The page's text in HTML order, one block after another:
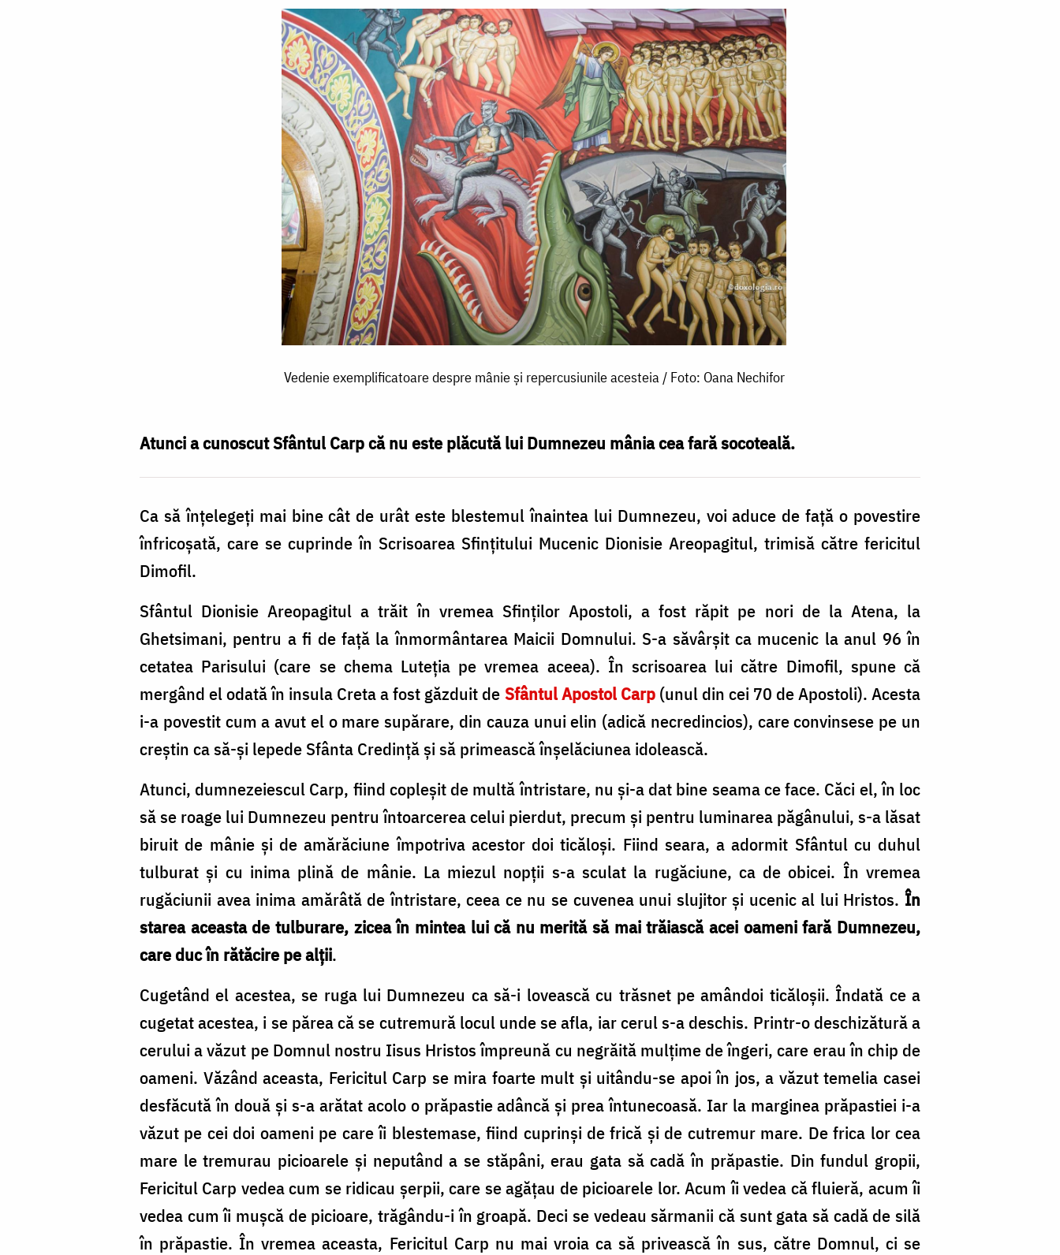
Vedenie exemplificatoare despre mânie și repercusiunile acesteia / Foto: Oana Nechifor
Atunci a cunoscut Sfântul Carp că nu este plăcută lui Dumnezeu mânia cea fară socoteală.
Ca să înțelegeți mai bine cât de urât este blestemul înaintea lui Dumnezeu, voi aduce de față o povestire
înfricoșată, care se cuprinde în Scrisoarea Sfințitului Mucenic Dionisie Areopagitul, trimisă către fericitul
Dimofil.
Sfântul Dionisie Areopagitul a trăit în vremea Sfinților Apostoli, a fost răpit pe nori de la Atena, la
Ghetsimani, pentru a fi de față la înmormântarea Maicii Domnului. S-a săvârșit ca mucenic la anul 96 în
cetatea Parisului (care se chema Luteția pe vremea aceea). În scrisoarea lui către Dimofil, spune că
mergând el odată în insula Creta a fost găzduit de Sfântul Apostol Carp(unul din cei 70 de Apostoli). Acesta
i-a povestit cum a avut el o mare supărare, din cauza unui elin (adică necredincios), care convinsese pe un
creștin ca să-și lepede Sfânta Credință și să primească înșelăciunea idolească.
Atunci, dumnezeiescul Carp, fiind copleșit de multă întristare, nu și-a dat bine seama ce face. Căci el, în loc
să se roage lui Dumnezeu pentru întoarcerea celui pierdut, precum și pentru luminarea păgânului, s-a lăsat
biruit de mânie și de amărăciune împotriva acestor doi ticăloși. Fiind seara, a adormit Sfântul cu duhul
tulburat și cu inima plină de mânie. La miezul nopții s-a sculat la rugăciune, ca de obicei. În vremea
rugăciunii avea inima amărâtă de întristare, ceea ce nu se cuvenea unui slujitor și ucenic al lui Hristos. În
starea aceasta de tulburare, zicea în mintea lui că nu merită să mai trăiască acei oameni fară Dumnezeu,
care duc în rătăcire pe alții.
Cugetând el acestea, se ruga lui Dumnezeu ca să-i lovească cu trăsnet pe amândoi ticăloșii. Îndată ce a
cugetat acestea, i se părea că se cutremură locul unde se afla, iar cerul s-a deschis. Printr-o deschizătură a
cerului a văzut pe Domnul nostru Iisus Hristos împreună cu negrăită mulțime de îngeri, care erau în chip de
oameni. Văzând aceasta, Fericitul Carp se mira foarte mult și uitându-se apoi în jos, a văzut temelia casei
desfăcută în două și s-a arătat acolo o prăpastie adâncă și prea întunecoasă. Iar la marginea prăpastiei i-a
văzut pe cei doi oameni pe care îi blestemase, fiind cuprinși de frică și de cutremur mare. De frica lor cea
mare le tremurau picioarele și neputând a se stăpâni, erau gata să cadă în prăpastie. Din fundul gropii,
Fericitul Carp vedea cum se ridicau șerpii, care se agățau de picioarele lor. Acum îi vedea că fluieră, acum îi
vedea cum îi mușcă de picioare, trăgându-i în groapă. Deci se vedeau sărmanii că sunt gata să cadă de silă
în prăpastie. În vremea aceasta, Fericitul Carp nu mai vroia ca să privească în sus, către Domnul, ci se